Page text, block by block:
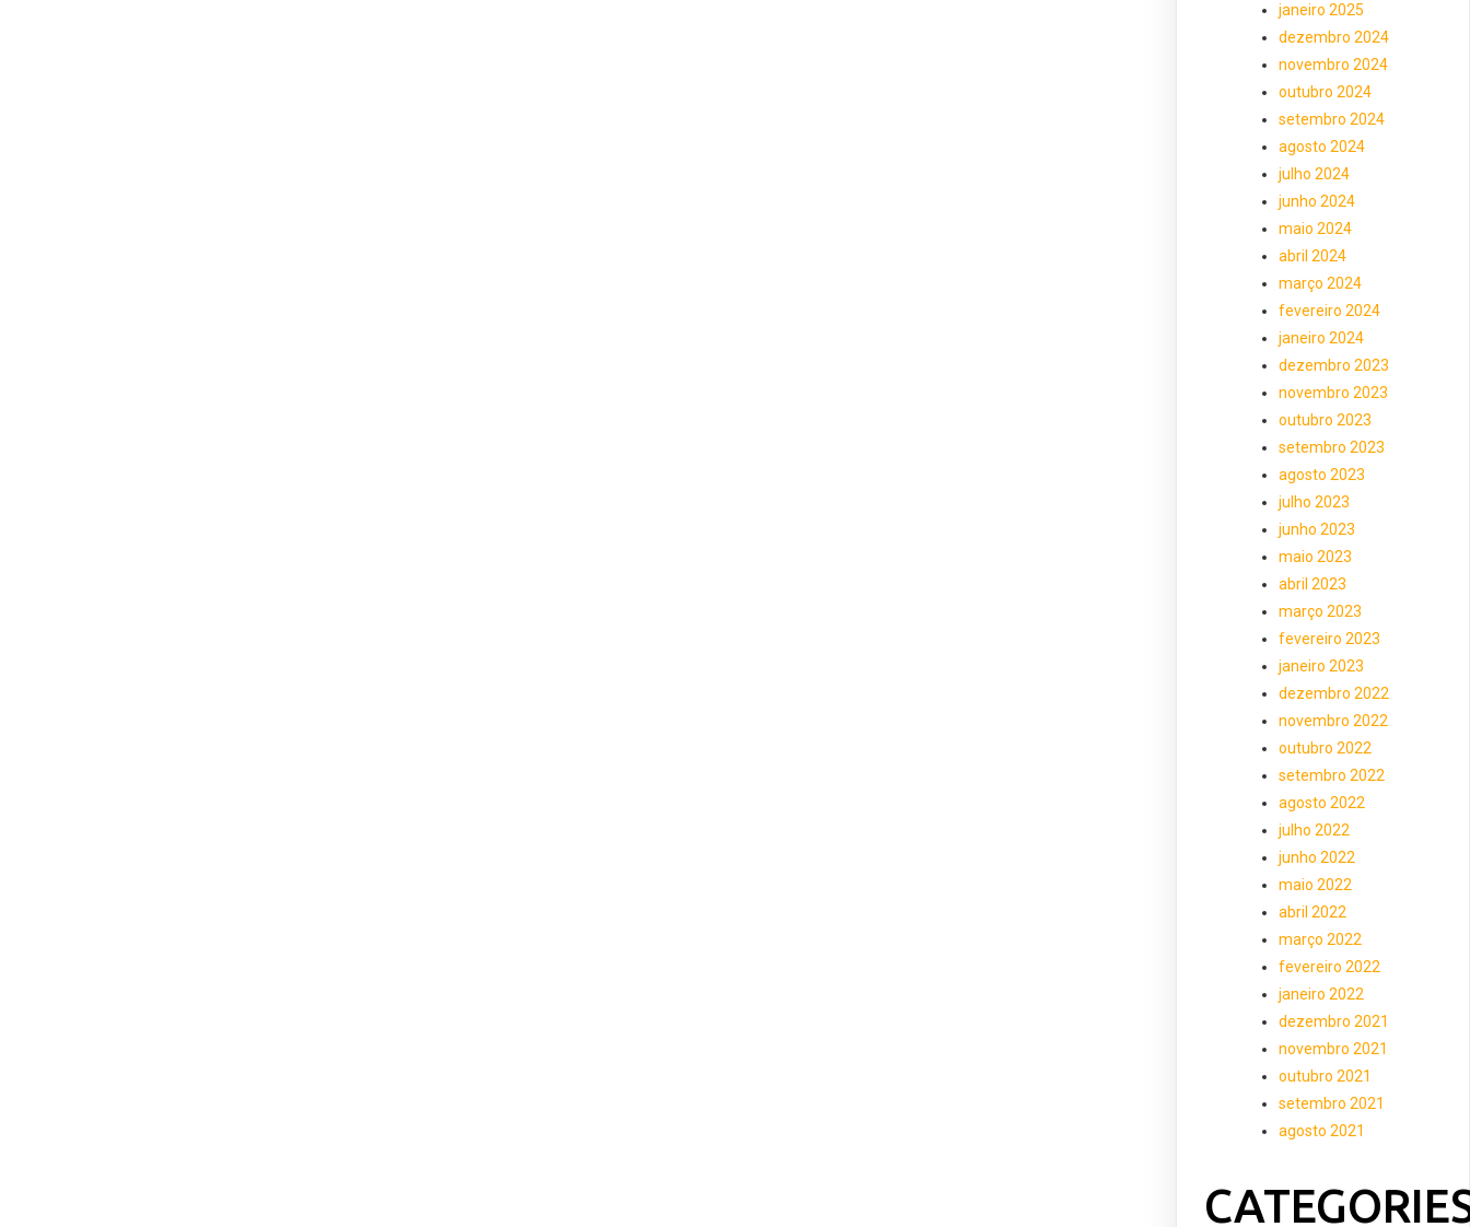
janeiro 2025
dezembro 2024
novembro 2024
outubro 2024
setembro 2024
agosto 2024
julho 2024
junho 2024
maio 2024
abril 2024
março 2024
fevereiro 2024
janeiro 2024
dezembro 2023
novembro 2023
outubro 2023
setembro 2023
agosto 2023
julho 2023
junho 2023
maio 2023
abril 2023
março 2023
fevereiro 2023
janeiro 2023
dezembro 2022
novembro 2022
outubro 2022
setembro 2022
agosto 2022
julho 2022
junho 2022
maio 2022
abril 2022
março 2022
fevereiro 2022
janeiro 2022
dezembro 2021
novembro 2021
outubro 2021
setembro 2021
agosto 2021